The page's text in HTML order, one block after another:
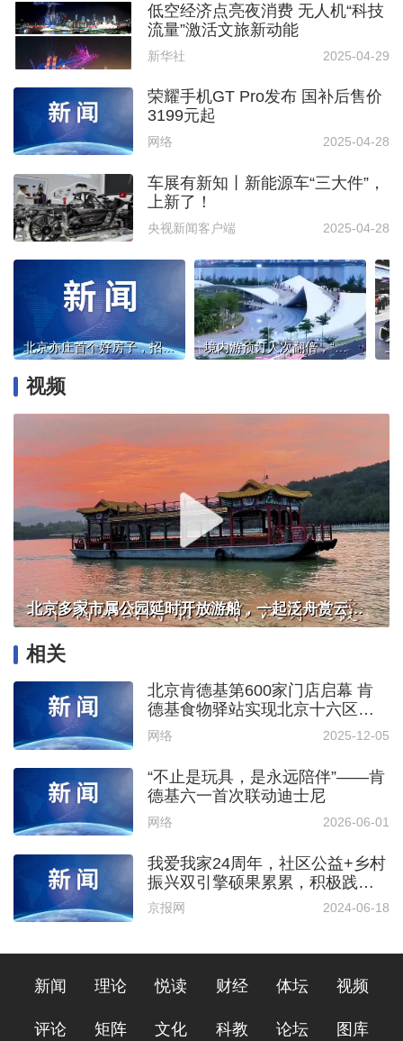
低空经济点亮夜消费 无人机“科技
流量”激活文旅新动能
新华社 2025-04-29
荣耀手机GT Pro发布 国补后售价
3199元起
网络 2025-04-28
车展有新知丨新能源车“三大件”，
上新了！
央视新闻客户端 2025-04-28
北京亦庄首个好房子，招商序启幕人居新篇章 境内游预订人次翻倍，“五一”假期机酒预订高峰来了
视频
北京多家市属公园延时开放游船，一起泛舟赏云霞！
相关
北京肯德基第600家门店启幕 肯
德基食物驿站实现北京十六区全
覆盖
网络 2025-12-05
“不止是玩具，是永远陪伴”——肯
德基六一首次联动迪士尼
网络 2026-06-01
我爱我家24周年，社区公益+乡村
振兴双引擎硕果累累，积极践行
社会责任
京报网 2024-06-18
新闻 理论 悦读 财经 体坛 视频
评论 矩阵 文化 科教 论坛 图库